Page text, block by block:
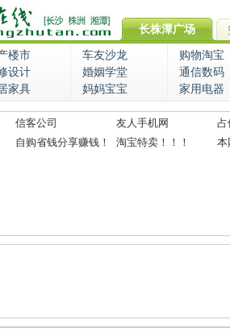
长株潭广场
楼市 车友沙龙
购物淘宝
设计 婚姻学堂
通信数码
家具 妈妈宝宝 家用电器
信客公司 友人手机网
占
自购省钱分享赚钱！
淘宝特卖！！！ 本